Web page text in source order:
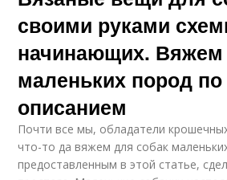
своими руками
начинающих. Вяжем
маленьких пород
описанием
Почти все мы, обладатели
что-то да вяжем для собак
предоставленным в этой статье,